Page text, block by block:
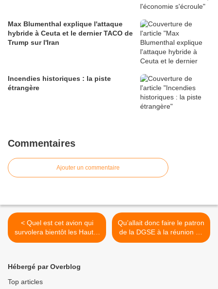
Max Blumenthal explique l'attaque
hybride à Ceuta et le dernier TACO de
Trump sur l'Iran
Incendies historiques : la piste
étrangère
Commentaires
Ajouter un commentaire
< Quel est cet avion qui
survolera bientôt les Hauts-
de-France à très basse
Qu’allait donc faire le patron
de la DGSE à la réunion du
Bilderberg ? >
Hébergé par Overblog
Top articles